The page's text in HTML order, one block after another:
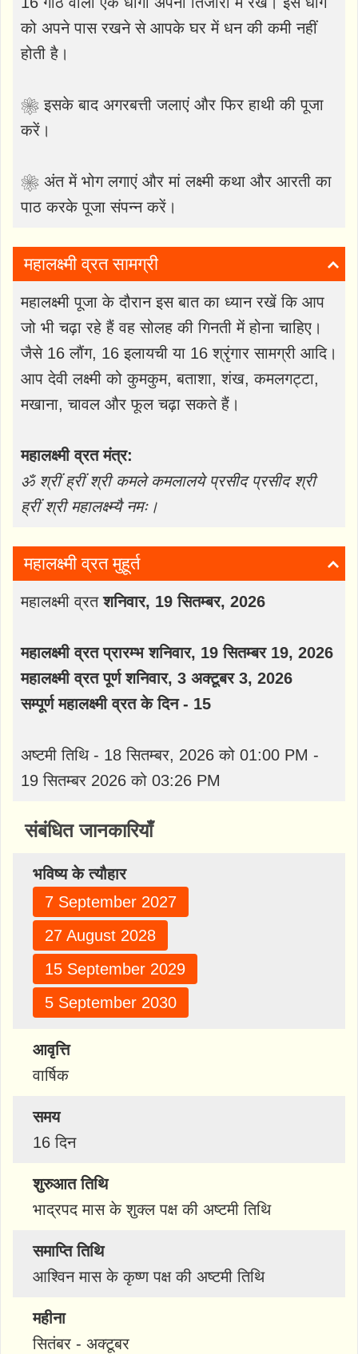
को अपने पास रखने से आपके घर में धन की कमी नहीं
होती है।
❀ इसके बाद अगरबत्ती जलाएं और फिर हाथी की पूजा
करें।
❀ अंत में भोग लगाएं और मां लक्ष्मी कथा और आरती का
पाठ करके पूजा संपन्न करें।
महालक्ष्मी व्रत सामग्री
महालक्ष्मी पूजा के दौरान इस बात का ध्यान रखें कि आप
जो भी चढ़ा रहे हैं वह सोलह की गिनती में होना चाहिए।
जैसे 16 लौंग, 16 इलायची या 16 श्रृंगार सामग्री आदि।
आप देवी लक्ष्मी को कुमकुम, बताशा, शंख, कमलगट्टा,
मखाना, चावल और फूल चढ़ा सकते हैं।
महालक्ष्मी व्रत मंत्र:
ॐ श्रीं ह्रीं श्री कमले कमलालये प्रसीद प्रसीद श्री
ह्रीं श्री महालक्ष्म्यै नमः।
महालक्ष्मी व्रत मुहूर्त
महालक्ष्मी व्रतशनिवार, 19 सितम्बर, 2026
महालक्ष्मी व्रत प्रारम्भ शनिवार, 19 सितम्बर 19, 2026
महालक्ष्मी व्रत पूर्ण शनिवार, 3 अक्टूबर 3, 2026
सम्पूर्ण महालक्ष्मी व्रत के दिन - 15
अष्टमी तिथि - 18 सितम्बर, 2026 को 01:00 PM -
19 सितम्बर 2026 को 03:26 PM
संबंधित जानकारियाँ
भविष्य के त्यौहार
7 September 2027
27 August 2028
15 September 2029
5 September 2030
आवृत्ति
वार्षिक
समय
16 दिन
शुरुआत तिथि
भाद्रपद मास के शुक्ल पक्ष की अष्टमी तिथि
समाप्ति तिथि
आश्विन मास के कृष्ण पक्ष की अष्टमी तिथि
महीना
सितंबर - अक्टूबर